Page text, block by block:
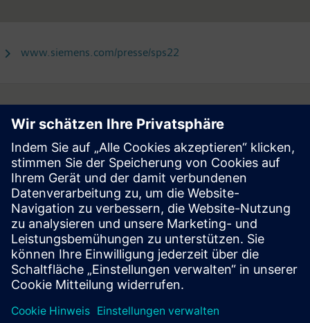
www.siemens.com/presse/sps22
Follow
Press | Company | Siemens
© Siemens 1996 – 2026
Corporate Information
Privacy Notice
Cookie Notice